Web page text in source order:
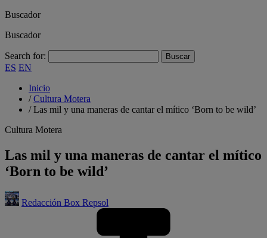
Buscador
Buscador
Search for:
ES EN
Inicio
/Cultura Motera
/Las mil y una maneras de cantar el mítico ‘Born to be wild’
Cultura Motera
Las mil y una maneras de cantar el mítico
‘Born to be wild’
Redacción Box Repsol